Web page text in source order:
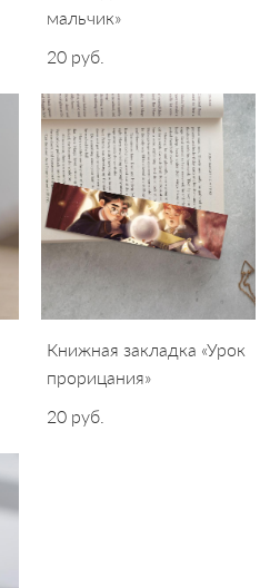
мальчик»
20 pуб.
Книжная закладка «Урок
прорицания»
20 pуб.